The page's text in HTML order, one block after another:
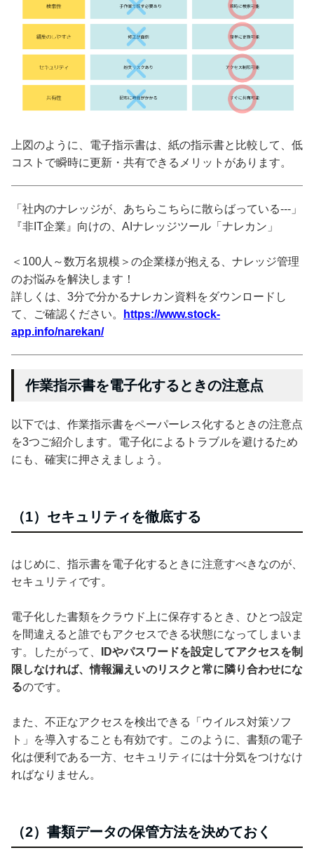
上図のように、電子指示書は、紙の指示書と比較して、低
コストで瞬時に更新・共有できるメリットがあります。
「社内のナレッジが、あちらこちらに散らばっている---」
『非IT企業』向けの、AIナレッジツール「ナレカン」
＜100人～数万名規模＞の企業様が抱える、ナレッジ管理
のお悩みを解決します！
詳しくは、3分で分かるナレカン資料をダウンロードし
て、ご確認ください。
https://www.stock-
app.info/narekan/
作業指示書を電子化するときの注意点
以下では、作業指示書をペーパーレス化するときの注意点
を3つご紹介します。電子化によるトラブルを避けるため
にも、確実に押さえましょう。
（1）セキュリティを徹底する
はじめに、指示書を電子化するときに注意すべきなのが、
セキュリティです。
電子化した書類をクラウド上に保存するとき、ひとつ設定
を間違えると誰でもアクセスできる状態になってしまいま
す。したがって、
IDやパスワードを設定してアクセスを制
限しなければ、情報漏えいのリスクと常に隣り合わせにな
るのです。
また、不正なアクセスを検出できる「ウイルス対策ソフ
ト」を導入することも有効です。このように、書類の電子
化は便利である一方、セキュリティには十分気をつけなけ
ればなりません。
（2）書類データの保管方法を決めておく